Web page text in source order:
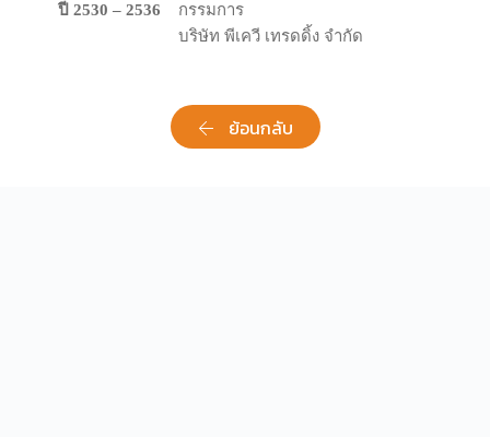
ปี 2530 – 2536
กรรม​การ
บริษัท พีเควี เทรดดิ้ง จำกัด
ย้อนกลับ